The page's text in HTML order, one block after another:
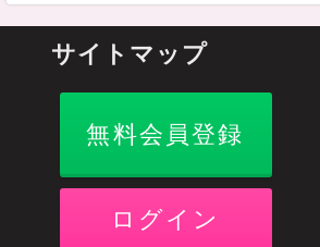
サイトマップ
無料会員登録
ログイン